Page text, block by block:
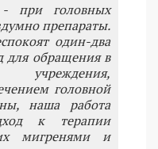
при головных
препараты.
один-два
для обращения в
учреждения,
головной
наша работа
к терапии
мигренями и